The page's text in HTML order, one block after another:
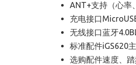
ANT+支持（心率
充电接口
无线接口蓝牙
标准配件iGS620
选购配件速度、